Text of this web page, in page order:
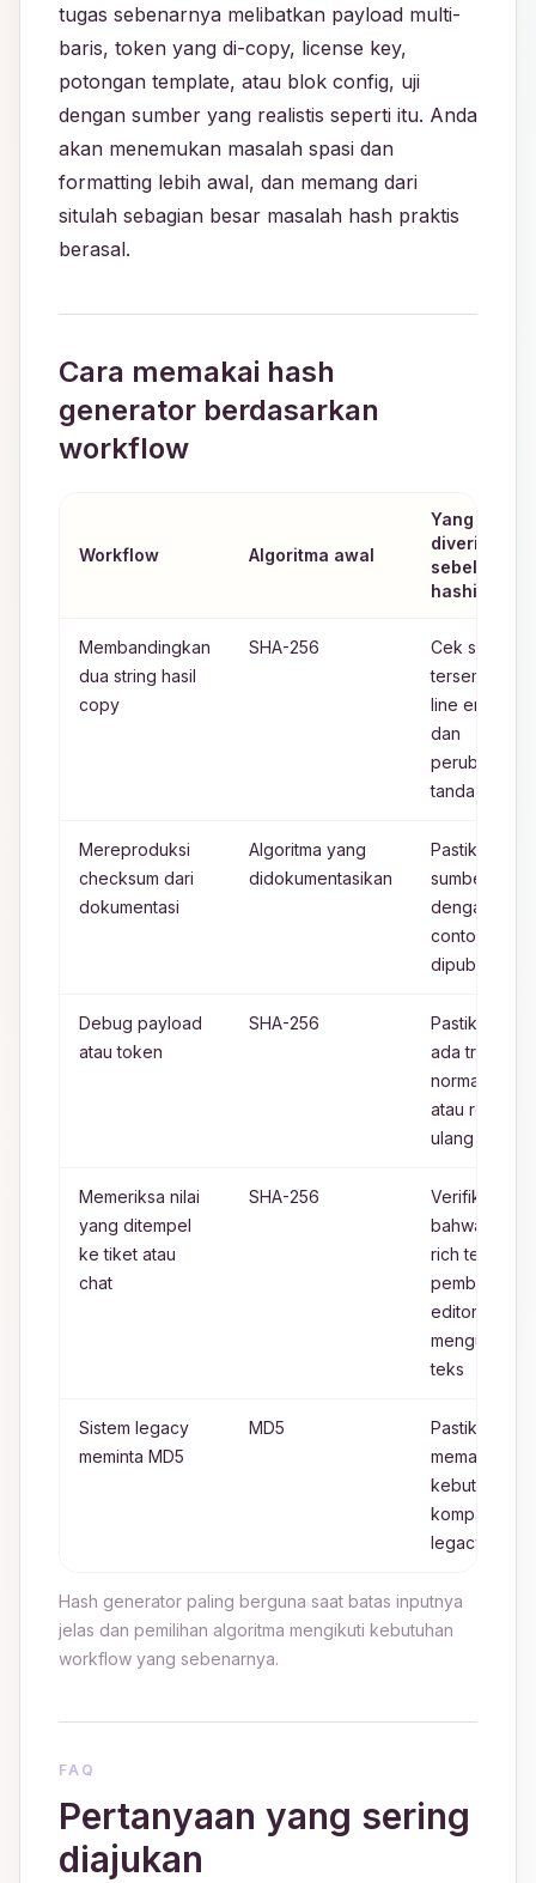
tugas sebenarnya melibatkan payload multi-
baris, token yang di-copy, license key,
potongan template, atau blok config, uji
dengan sumber yang realistis seperti itu. Anda
akan menemukan masalah spasi dan
formatting lebih awal, dan memang dari
situlah sebagian besar masalah hash praktis
berasal.
Cara memakai hash
generator berdasarkan
workflow
Workflow Algoritma awal
Yang harus
diverifikasi
sebelum
hashing
Membandingkan
dua string hasil
copy
SHA-256
Cek spasi
tersembunyi,
line ending,
dan
perubahan
tanda kutip
Mereproduksi
checksum dari
dokumentasi
Algoritma yang
didokumentasikan
Pastikan teks
sumber sama
dengan
contoh yang
Debug payload
atau token
SHA-256
Pastikan
ada trim,
normalisasi,
atau reformat
ulang
Memeriksa nilai
yang ditempel
ke tiket atau
chat
SHA-256
Verifikasi
bahwa wrap,
rich text, atau
pembersihan
editor tidak
mengubah
teks
Sistem legacy
meminta MD5
MD5
Pastikan ini
memang
kebutuhan
kompatibilitas
legacy
Hash generator paling berguna saat batas inputnya
jelas dan pemilihan algoritma mengikuti kebutuhan
workflow yang sebenarnya.
FAQ
Pertanyaan yang sering
diajukan